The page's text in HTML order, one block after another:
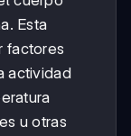
Esta
factores
actividad
u otras